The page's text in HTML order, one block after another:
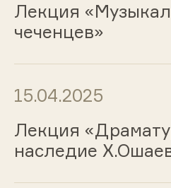
Лекция
чеченцев»
15.04.2025
Лекция
наследие